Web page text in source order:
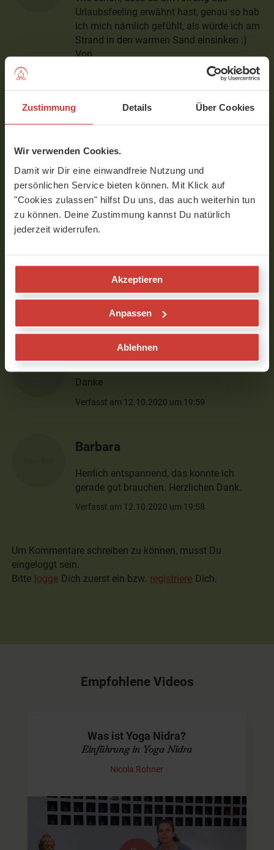
Zustimmung Details Über Cookies
Wir verwenden Cookies.
Damit wir Dir eine einwandfreie Nutzung und
persönlichen Service bieten können. Mit Klick auf
"Cookies zulassen" hilfst Du uns, das auch weiterhin tun
zu können. Deine Zustimmung kannst Du natürlich
jederzeit widerrufen.
Akzeptieren
Anpassen
Ablehnen
Urlaubsfeeling erwähnt hast, genau so hab
ich mich nämlich gefühlt, als würde ich am
Strand in den warmen Sand einsinken :)
Von
Eine ganz neue Yoga Nidra Erfahrung für
Rechten Hand. Vielen Dank!
Andrea
Danke, du hast eine sehr angenehme
Stimme, ich habe gut folgen können und
abtauchen. LG
Verfasst am 13.10.2020 um 17:35
Danke
Verfasst am 12.10.2020 um 19:59
Barbara
Herrlich entspannend, das konnte ich
gerade gut brauchen. Herzlichen Dank.
Verfasst am 12.10.2020 um 19:58
Um Kommentare schreiben zu können, musst Du
eingeloggt sein.
Bitte logge Dich zuerst ein bzw. registriere Dich.
Empfohlene Videos
Was ist Yoga Nidra?
Einführung in Yoga Nidra
Nicola Rohner
Yoga Nidra - Grundlagen
In dieser Einführung in Yoga Nidra erkläre ich Dir die